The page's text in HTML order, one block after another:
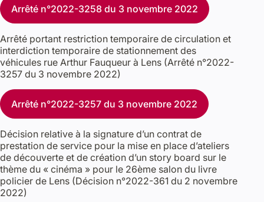
Arrêté n°2022-3258 du 3 novembre 2022
Arrêté portant restriction temporaire de circulation et
interdiction temporaire de stationnement des
véhicules rue Arthur Fauqueur à Lens (Arrêté n°2022-
3257 du 3 novembre 2022)
Arrêté n°2022-3257 du 3 novembre 2022
Décision relative à la signature d’un contrat de
prestation de service pour la mise en place d’ateliers
de découverte et de création d’un story board sur le
thème du « cinéma » pour le 26ème salon du livre
policier de Lens (Décision n°2022-361 du 2 novembre
2022)